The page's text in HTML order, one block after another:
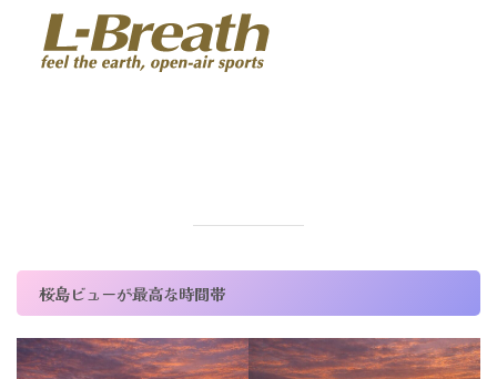
桜島ビューが最高な時間帯